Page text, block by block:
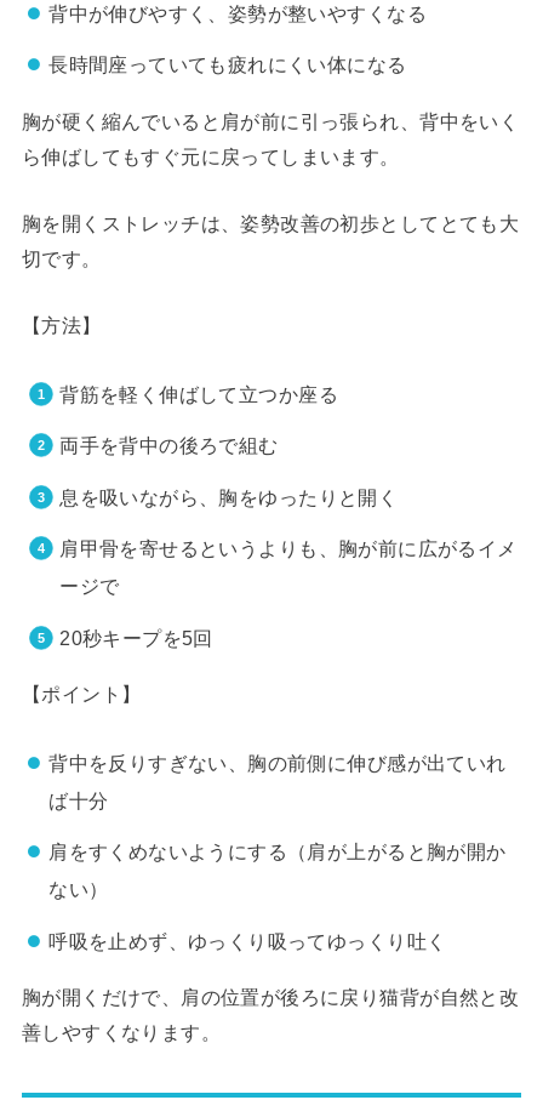
背中が伸びやすく、姿勢が整いやすくなる
長時間座っていても疲れにくい体になる
胸が硬く縮んでいると肩が前に引っ張られ、背中をいく
ら伸ばしてもすぐ元に戻ってしまいます。
胸を開くストレッチは、姿勢改善の初歩としてとても大
切です。
【方法】
背筋を軽く伸ばして立つか座る
両手を背中の後ろで組む
息を吸いながら、胸をゆったりと開く
肩甲骨を寄せるというよりも、胸が前に広がるイメ
ージで
20秒キープを5回
【ポイント】
背中を反りすぎない、胸の前側に伸び感が出ていれ
ば十分
肩をすくめないようにする（肩が上がると胸が開か
ない）
呼吸を止めず、ゆっくり吸ってゆっくり吐く
胸が開くだけで、肩の位置が後ろに戻り猫背が自然と改
善しやすくなります。